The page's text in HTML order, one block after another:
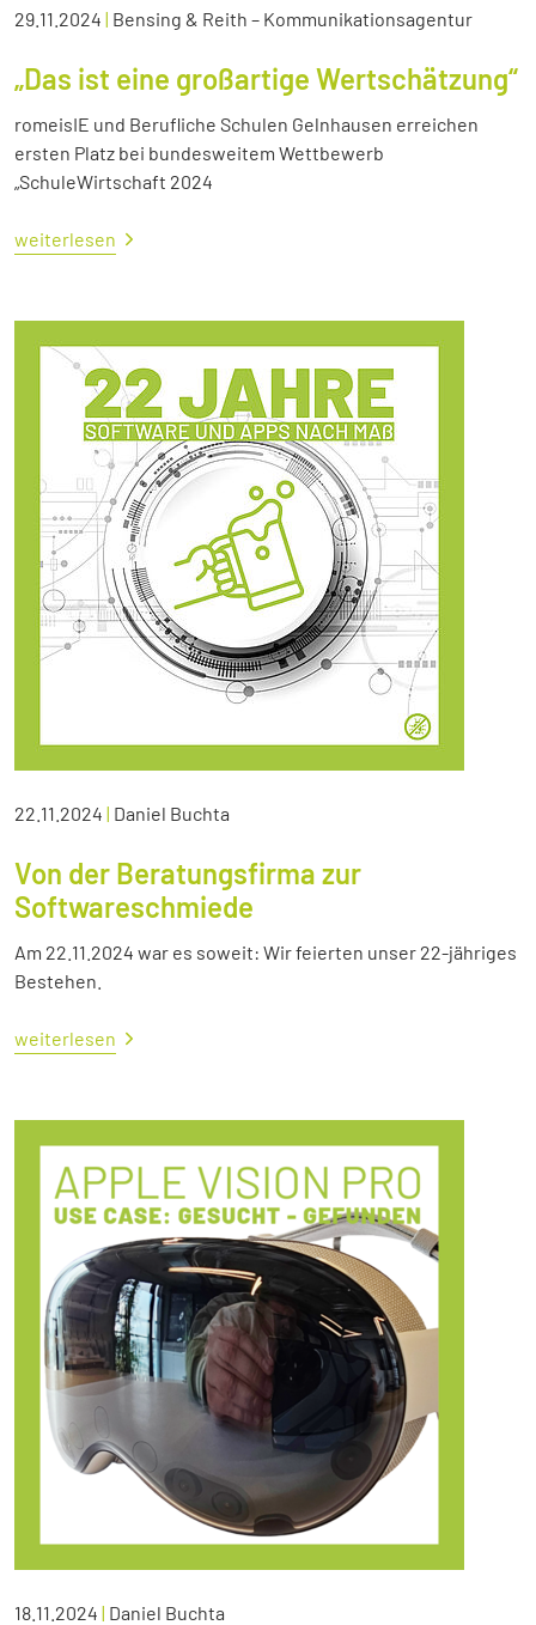
29.11.2024 | Bensing & Reith – Kommunikationsagentur
„Das ist eine großartige Wertschätzung“
romeisIE und Berufliche Schulen Gelnhausen erreichen
ersten Platz bei bundesweitem Wettbewerb
„SchuleWirtschaft 2024
weiterlesen
22.11.2024 | Daniel Buchta
Von der Beratungsfirma zur
Softwareschmiede
Am 22.11.2024 war es soweit: Wir feierten unser 22-jähriges
Bestehen.
weiterlesen
18.11.2024 | Daniel Buchta